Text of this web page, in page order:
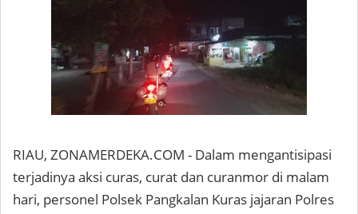
RIAU, ZONAMERDEKA.COM - Dalam mengantisipasi
terjadinya aksi curas, curat dan curanmor di malam
hari, personel Polsek Pangkalan Kuras jajaran Polres